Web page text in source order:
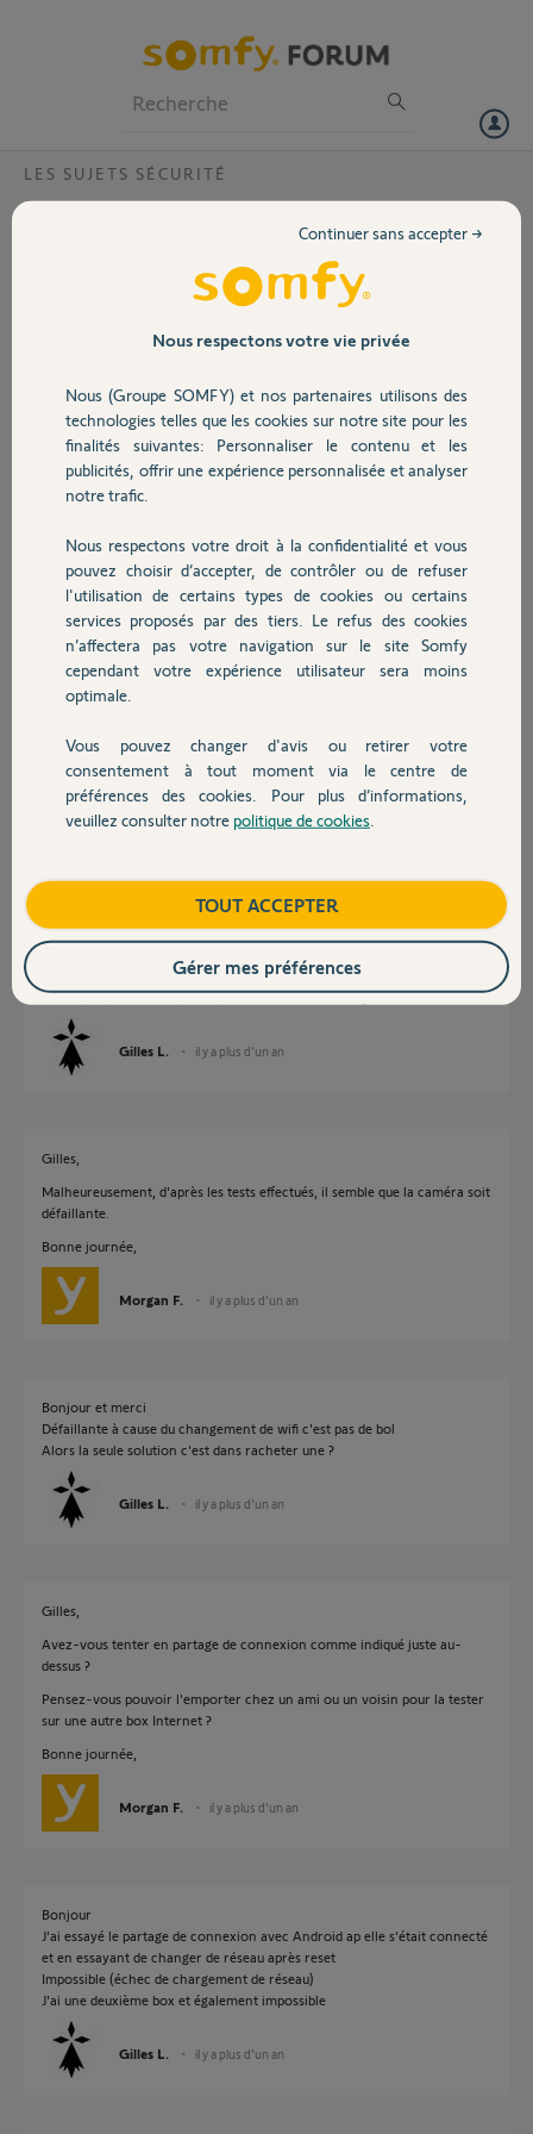
Volet
Sécurité
Domotique
Chauffage
Autres produits
Devis avec un pro
Contact
LES SUJETS SÉCURITÉ
Impossible de changer réseau WiFi, suite à remplacement de la box
(échec de chargement réseau)
B041D0C0372 AF JF
Gilles L.
il y a plus d'un an
Participer au fil de discussion
Réponses
Bonne journée,
J'ai réinitialisé et à la fin échec de chargement wifi
Alors que pour le link pas de problème suite au changement de box
Gilles L. il y a plus d'un an
Gilles,
Malheureusement, d'après les tests effectués, il semble que la caméra soit
défaillante.
Bonne journée,
Morgan F. il y a plus d'un an
Bonjour et merci
Défaillante à cause du changement de wifi c'est pas de bol
Alors la seule solution c'est dans racheter une ?
Gilles L. il y a plus d'un an
Gilles,
Avez-vous tenter en partage de connexion comme indiqué juste au-
dessus ?
Pensez-vous pouvoir l'emporter chez un ami ou un voisin pour la tester
sur une autre box Internet ?
Bonne journée,
Morgan F. il y a plus d'un an
Bonjour
J'ai essayé le partage de connexion avec Android ap elle s'était connecté
et en essayant de changer de réseau après reset
Impossible (échec de chargement de réseau)
J'ai une deuxième box et également impossible
Gilles L. il y a plus d'un an
Nous respectons votre vie privée
Nous (Groupe SOMFY) et nos partenaires utilisons des
technologies telles que les cookies sur notre site pour les
finalités suivantes: Personnaliser le contenu et les
publicités, offrir une expérience personnalisée et analyser
notre trafic.
Nous respectons votre droit à la confidentialité et vous
pouvez choisir d’accepter, de contrôler ou de refuser
l'utilisation de certains types de cookies ou certains
services proposés par des tiers. Le refus des cookies
n’affectera pas votre navigation sur le site Somfy
cependant votre expérience utilisateur sera moins
optimale.
Vous pouvez changer d'avis ou retirer votre
consentement à tout moment via le centre de
préférences des cookies. Pour plus d’informations,
veuillez consulter notre politique de cookies
Continuer sans accepter →
TOUT ACCEPTER
Gérer mes préférences